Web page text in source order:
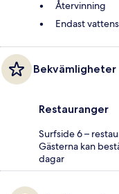
Återvinning
Endast
Bekvämligheter
Restauranger
Surfside 6 –
Gästerna kan
dagar